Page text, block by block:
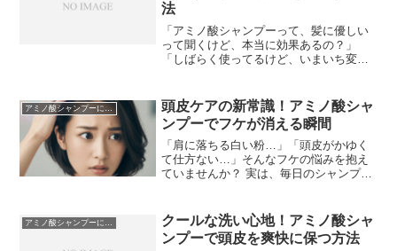
法
「アミノ酸シャンプーって、髪に優しい
って聞くけど、本当に効果あるの？」
「しばらく使ってるけど、いまいち変化
アミノ酸シャンプーはその効果がゆっく
りと現れる特性があり、正...
アミノ酸シャンプーについて
頭皮ケアの新常識！アミノ酸シャ
ンプーでフケが消える瞬間
「肩に落ちる白い粉…」「頭皮がかゆく
て仕方ない…」そんなフケの悩みを抱え
ていませんか？ 実は、毎日のシャンプー
は、フケ対策の新常識として注目されて
いるアミノ酸シャンプーに...
アミノ酸シャンプーについて
クールな洗い心地！アミノ酸シャ
ンプーで頭皮を爽快に保つ方法